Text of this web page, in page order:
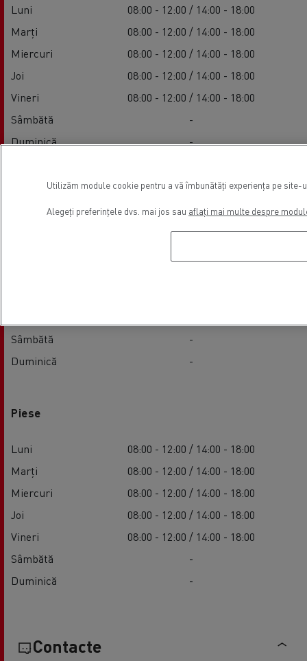
Luni
08:00 - 12:00 / 14:00 - 18:00
Marți
08:00 - 12:00 / 14:00 - 18:00
Miercuri
08:00 - 12:00 / 14:00 - 18:00
Joi
08:00 - 12:00 / 14:00 - 18:00
Vineri
08:00 - 12:00 / 14:00 - 18:00
Sâmbătă
-
Duminică
-
Serviciul
08:00 - 12:00 / 14:00 - 18:00
Sâmbătă
-
Duminică
-
Piese
Luni
08:00 - 12:00 / 14:00 - 18:00
Marți
08:00 - 12:00 / 14:00 - 18:00
Miercuri
08:00 - 12:00 / 14:00 - 18:00
Joi
08:00 - 12:00 / 14:00 - 18:00
Vineri
08:00 - 12:00 / 14:00 - 18:00
Sâmbătă
-
Duminică
-
Contacte
Utilizăm module cookie pentru a vă îmbunătăți experiența pe
Alegeți preferințele dvs. mai jos sau aflați mai multe despre